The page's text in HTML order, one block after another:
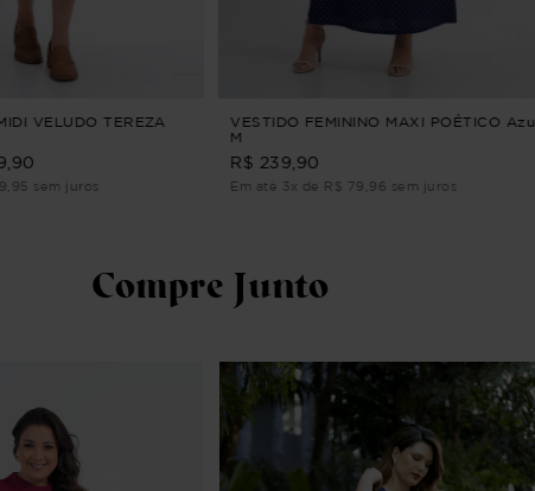
VELUDO TEREZA
sem juros
VESTIDO FEMININO MAXI POÉTICO Azul
M
R$ 239,90
Em até 3x de R$ 79,96 sem juros
Compre Junto